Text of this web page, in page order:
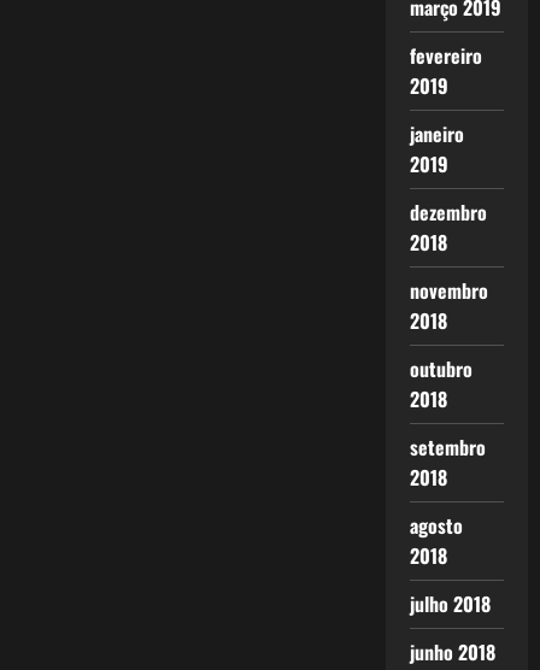
março 2019
fevereiro
2019
janeiro
2019
dezembro
2018
novembro
2018
outubro
2018
setembro
2018
agosto
2018
julho 2018
junho 2018